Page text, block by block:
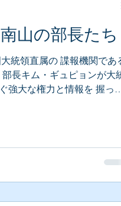
山の部長たち
統領直属の 諜報機関であ
長キム・ギュピョンが大
強大な権力と情報を 握っ